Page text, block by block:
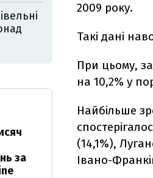
2009 року.
Такі дані
При цьому,
на 10,2% у
Найбільше
(14,1%),
Івано-
за